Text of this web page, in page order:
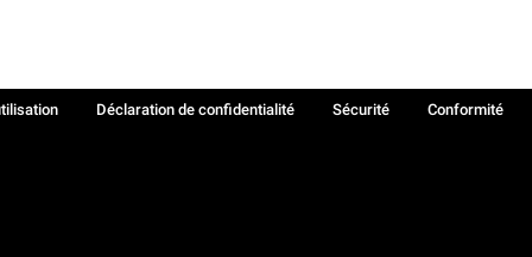
Déclaration de confidentialité Sécurité
Conformité